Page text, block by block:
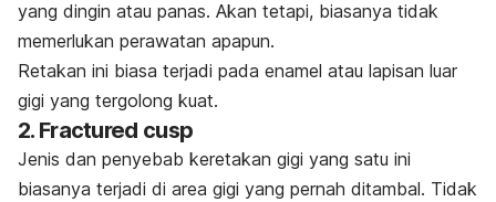
yang dingin atau panas. Akan tetapi, biasanya tidak
memerlukan perawatan apapun.
Retakan ini biasa terjadi pada enamel atau lapisan luar
gigi yang tergolong kuat.
2. Fractured cusp
Jenis dan penyebab keretakan gigi yang satu ini
biasanya terjadi di area gigi yang pernah ditambal. Tidak